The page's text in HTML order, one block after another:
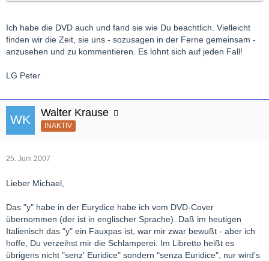
Ich habe die DVD auch und fand sie wie Du beachtlich. Vielleicht
finden wir die Zeit, sie uns - sozusagen in der Ferne gemeinsam -
anzusehen und zu kommentieren. Es lohnt sich auf jeden Fall!
LG Peter
Walter Krause
INAKTIV
25. Juni 2007
Lieber Michael,
Das "y" habe in der Eurydice habe ich vom DVD-Cover
übernommen (der ist in englischer Sprache). Daß im heutigen
Italienisch das "y" ein Fauxpas ist, war mir zwar bewußt - aber ich
hoffe, Du verzeihst mir die Schlamperei. Im Libretto heißt es
übrigens nicht "senz' Euridice" sondern "senza Euridice", nur wird's